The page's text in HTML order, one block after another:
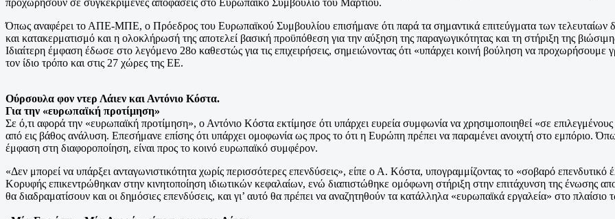
Όπως αναφέρει το ΑΠΕ-ΜΠΕ, ο Πρόεδρος του Ευρωπαϊκού Συμβουλίου επισήμανε ότι παρά τα σημαντικά επιτεύγματα των τελευταίων
και κατακερματισμό και η ολοκλήρωσή της αποτελεί βασική προϋπόθεση για την αύξηση της παραγωγικότητας και τη στήριξη της
Ιδιαίτερη έμφαση έδωσε στο λεγόμενο 28ο καθεστώς για τις επιχειρήσεις, σημειώνοντας ότι «υπάρχει κοινή βούληση να προχωρήσουμε
τον ίδιο τρόπο και στις 27 χώρες της ΕΕ.
Ούρσουλα φον ντερ Λάιεν και Αντόνιο Κόστα.
Για την «ευρωπαϊκή προτίμηση»
Σε ό,τι αφορά την «ευρωπαϊκή προτίμηση», ο Αντόνιο Κόστα εκτίμησε ότι υπάρχει ευρεία συμφωνία να χρησιμοποιηθεί «σε
από εις βάθος ανάλυση. Επεσήμανε επίσης ότι υπάρχει ομοφωνία ως προς το ότι η Ευρώπη πρέπει να παραμένει ανοιχτή στο εμπόριο.
έμφαση στη διαφοροποίηση, είναι προς το κοινό ευρωπαϊκό συμφέρον.
«Δεν μπορεί να υπάρξει ανταγωνιστικότητα χωρίς περισσότερες επενδύσεις», είπε ο Α. Κόστα, υπογραμμίζοντας το «σοβαρό
Κορυφής επικεντρώθηκαν στην κινητοποίηση ιδιωτικών κεφαλαίων, ενώ διαπιστώθηκε ομόφωνη στήριξη στην επιτάχυνση της ένωσης
θα διαδραματίσουν και οι δημόσιες επενδύσεις, και γι’ αυτό θα πρέπει να αναζητηθούν τα κατάλληλα «ευρωπαϊκά εργαλεία» στο